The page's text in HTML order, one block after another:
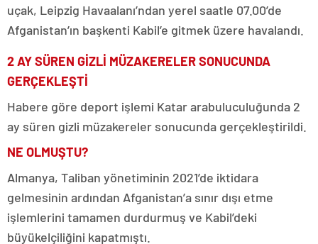
uçak, Leipzig Havaalanı’ndan yerel saatle 07.00’de
Afganistan’ın başkenti Kabil’e gitmek üzere havalandı.
2 AY SÜREN GİZLİ MÜZAKERELER SONUCUNDA
GERÇEKLEŞTİ
Habere göre deport işlemi Katar arabuluculuğunda 2
ay süren gizli müzakereler sonucunda gerçekleştirildi.
NE OLMUŞTU?
Almanya, Taliban yönetiminin 2021’de iktidara
gelmesinin ardından Afganistan’a sınır dışı etme
işlemlerini tamamen durdurmuş ve Kabil’deki
büyükelçiliğini kapatmıştı.